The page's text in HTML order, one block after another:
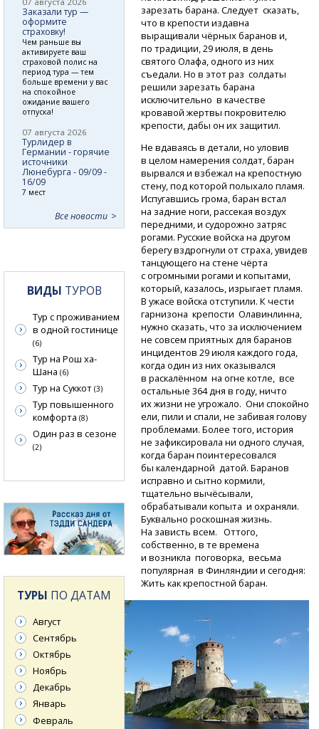
зарезать барана. Следует сказать,
что в крепости издавна
выращивали чёрных баранов и,
по традиции, 29 июля, в день
святого Олафа, одного из них
съедали. Но в этот раз солдаты
решили зарезать барана
исключительно в качестве
кровавой жертвы покровителю
крепости, дабы он их защитил.
Не вдаваясь в детали, но уловив
в целом намерения солдат, баран
вырвался и взбежал на крепостную
стену, под которой полыхало пламя.
Испугавшись грома, баран встал
на задние ноги, рассекая воздух
передними, и судорожно затряс
рогами. Русские войска на другом
берегу вздрогнули от страха, увидев
танцующего на стене чёрта
с огромными рогами и копытами,
который, казалось, изрыгает пламя.
В ужасе войска отступили. К чести
гарнизона крепости Олавинлинна,
нужно сказать, что за исключением
не совсем приятных для баранов
инцидентов 29 июля каждого года,
когда один из них оказывался
в раскалённом на огне котле, все
остальные 364 дня в году, ничто
их жизни не угрожало. Они спокойно
ели, пили и спали, не забивая голову
проблемами. Более того, история
не зафиксировала ни одного случая,
когда баран поинтересовался
бы календарной датой. Баранов
исправно и сытно кормили,
тщательно вычёсывали,
обрабатывали копыта и охраняли.
Буквально роскошная жизнь.
На зависть всем. Оттого,
собственно, в те времена
и возникла поговорка, весьма
популярная в Финляндии и сегодня:
Жить как крепостной баран.
Заказали тур —
оформите
страховку!
Чем раньше вы
активируете ваш
страховой полис на
период тура — тем
больше времени у вас
на спокойное
ожидание вашего
отпуска!
07 августа 2026
Турлидер в
Германии - горячие
источники
Люнебурга - 09/09 -
16/09
7 мест
Все новости
ВИДЫ ТУРОВ
Тур с проживанием
в одной гостинице
(6)
Тур на Рош ха-
Шана (6)
Тур на Суккот (3)
Тур повышенного
комфорта (8)
Один раз в сезоне
(2)
ТУРЫ ПО ДАТАМ
Август
Сентябрь
Октябрь
Ноябрь
Декабрь
Январь
Февраль